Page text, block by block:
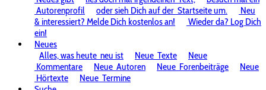
Autorenprofil
oder sieh Dich auf der Startseite um.
Neu
& interessiert? Melde Dich kostenlos an!
Wieder da? Log Dich
ein!
Neues
Alles, was heute neu ist Neue Texte
Neue
Kommentare
Neue Autoren Neue Forenbeiträge
Neue
Hörtexte
Neue Termine